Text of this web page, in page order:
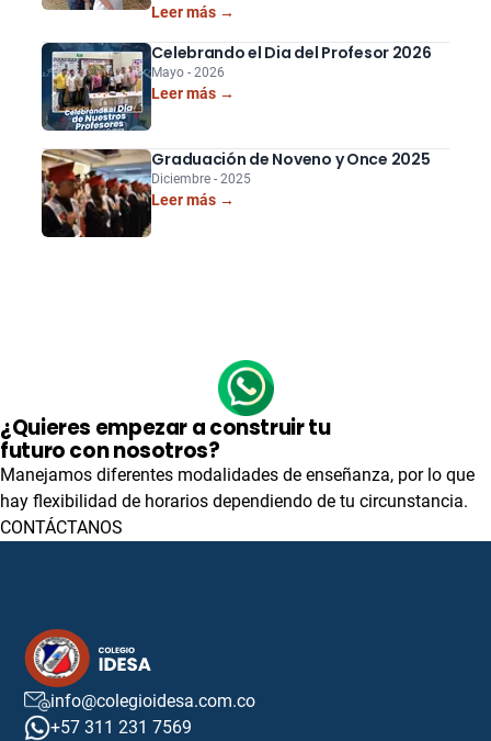
Leer más →
Celebrando el Dia del Profesor 2026
Mayo - 2026
Leer más →
Graduación de Noveno y Once 2025
Diciembre - 2025
Leer más →
¿Quieres empezar a construir tu
futuro con nosotros?
Manejamos diferentes modalidades de enseñanza, por lo que
hay flexibilidad de horarios dependiendo de tu circunstancia.
CONTÁCTANOS
info@colegioidesa.com.co
+57 311 231 7569